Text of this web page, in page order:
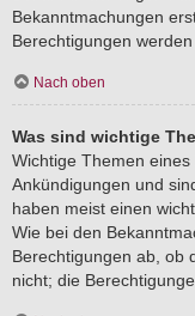
Bekanntmachungen
Berechtigungen
Nach oben
Was sind wichtige
Wichtige Themen
Ankündigungen und
haben meist einen
Wie bei den
Berechtigungen ab, ob
nicht; die